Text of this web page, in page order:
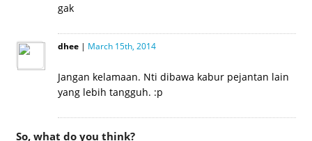
gak
dhee| March 15th, 2014
Jangan kelamaan. Nti dibawa kabur pejantan lain
yang lebih tangguh. :p
So, what do you think?